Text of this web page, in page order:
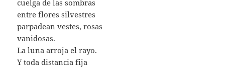
cuelga de las sombras
entre flores silvestres
parpadean vestes, rosas
vanidosas.
La luna arroja el rayo.
Y toda distancia fija